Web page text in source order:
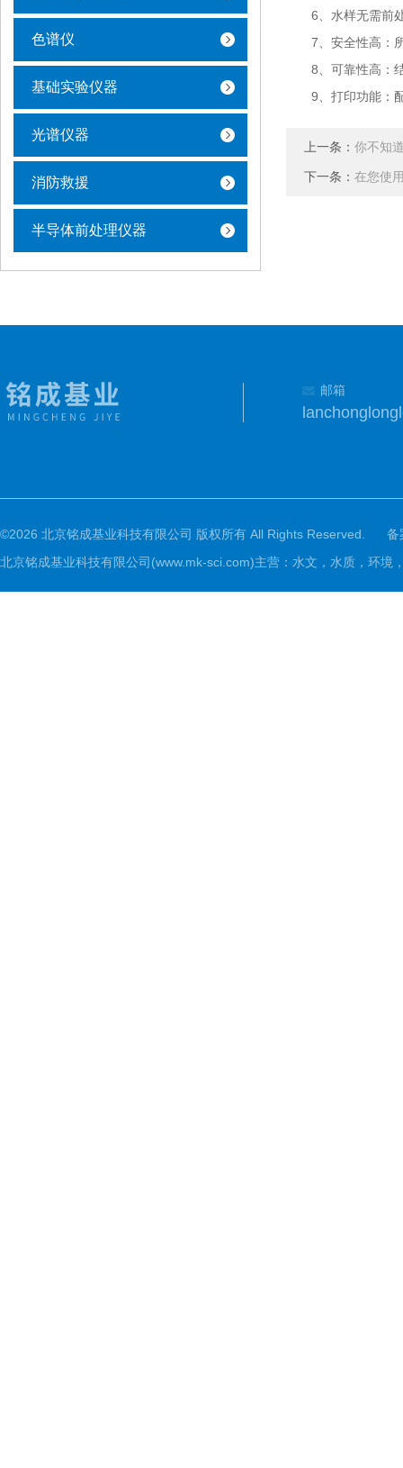
色谱仪
基础实验仪器
光谱仪器
消防救援
半导体前处理仪器
6、水样无需前处
7、安全性高：所
8、可靠性高：结
9、打印功能：配
上一条： 你不知
下一条： 在您使
邮箱
©2026 北京铭成基业科技有限公司 版权所有 All Rights Reserved.
备
北京铭成基业科技有限公司(www.mk-sci.com)主营：水文，水质，环境